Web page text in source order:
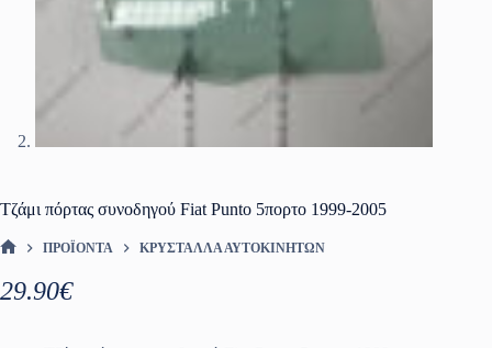
Τζάμι πόρτας συνοδηγού Fiat Punto 5πορτο 1999-2005
ΠΡΟΪΌΝΤΑ ΚΡΎΣΤΑΛΛΑ ΑΥΤΟΚΙΝΉΤΩΝ
29.90€